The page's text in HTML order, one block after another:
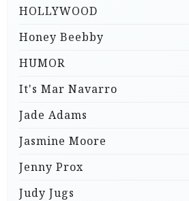
HOLLYWOOD
Honey Beebby
HUMOR
It's Mar Navarro
Jade Adams
Jasmine Moore
Jenny Prox
Judy Jugs